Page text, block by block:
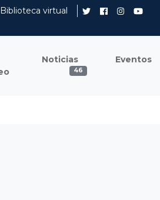
Biblioteca virtual
Noticias
46
Eventos